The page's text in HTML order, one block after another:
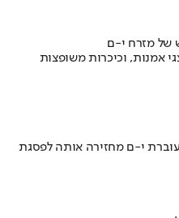
של מזרח י-ם
אמנות, וכיכרות משופצות
י-ם מחזירה אותה לפסגת